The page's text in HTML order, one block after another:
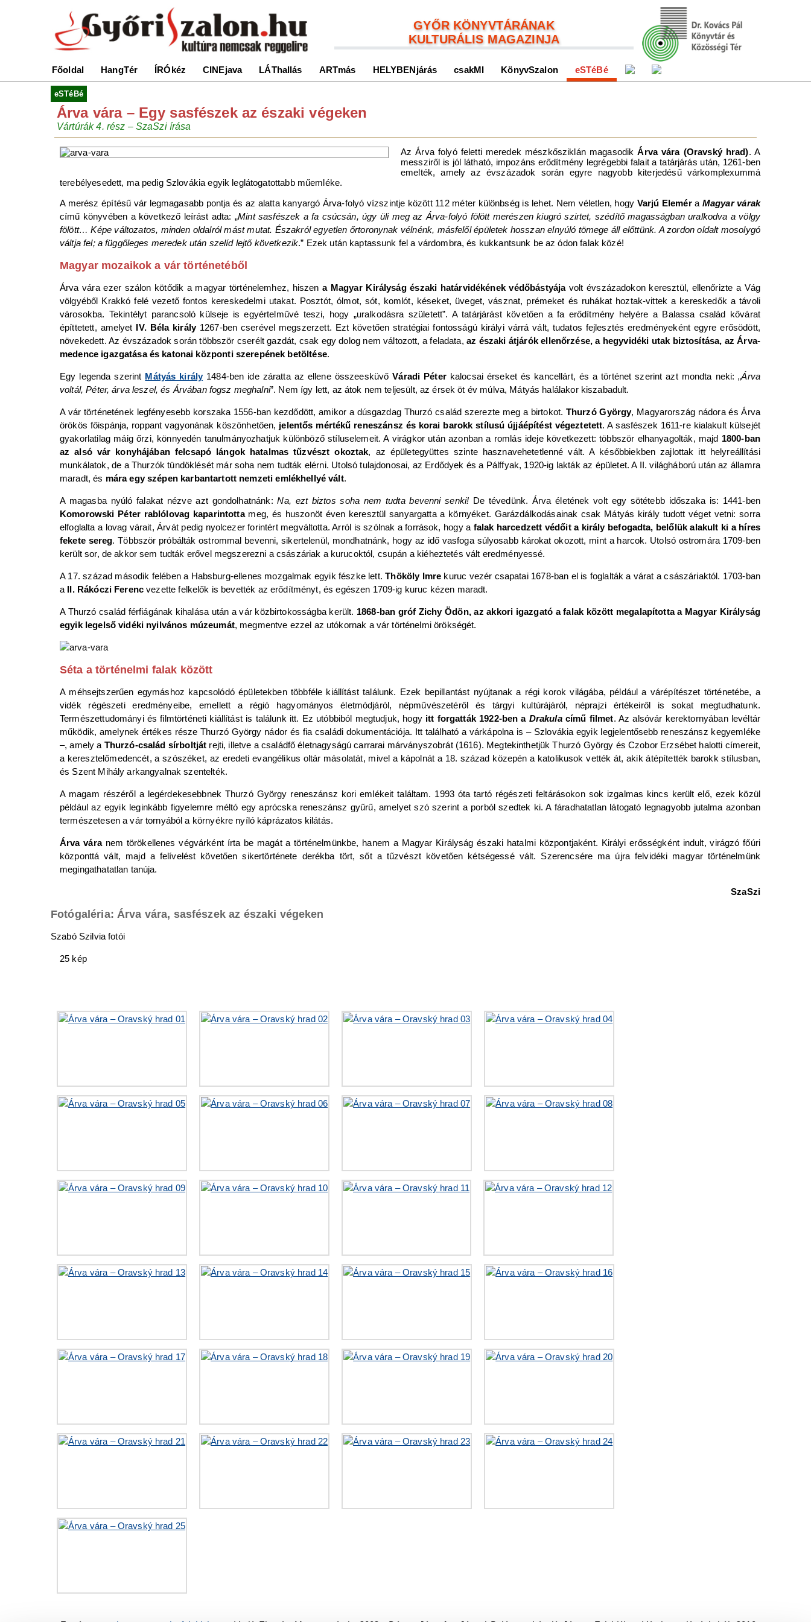
GYŐR KÖNYVTÁRÁNAK
KULTURÁLIS MAGAZINJA
Főoldal HangTér ÍRÓkéz CINEjava LÁThallás ARTmás HELYBENjárás csakMI KönyvSzalon eSTéBé
eSTéBé
Árva vára – Egy sasfészek az északi végeken
Vártúrák 4. rész – SzaSzi írása
Az Árva folyó feletti meredek mészkősziklán magasodikÁrva vára (Oravský hrad). A
messziről is jól látható, impozáns erődítmény legrégebbi falait a tatárjárás után, 1261-ben
emelték, amely az évszázadok során egyre nagyobb kiterjedésű várkomplexummá
terebélyesedett, ma pedig Szlovákia egyik leglátogatottabb műemléke.
A merész építésű vár legmagasabb pontja és az alatta kanyargó Árva-folyó vízszintje között 112 méter különbség is lehet. Nem véletlen, hogy Varjú Eleméra Magyar várak
című könyvében a következő leírást adta: „Mint sasfészek a fa csúcsán, úgy üli meg az Árva-folyó fölött merészen kiugró szirtet, szédítő magasságban uralkodva a völgy
fölött… Képe változatos, minden oldalról mást mutat. Északról egyetlen őrtoronynak vélnénk, másfelől épületek hosszan elnyúló tömege áll előttünk. A zordon oldalt mosolygó
váltja fel; a függőleges meredek után szelíd lejtő következik.” Ezek után kaptassunk fel a várdombra, és kukkantsunk be az ódon falak közé!
Magyar mozaikok a vár történetéből
Árva vára ezer szálon kötődik a magyar történelemhez, hiszena Magyar Királyság északi határvidékének védőbástyájavolt évszázadokon keresztül, ellenőrizte a Vág
völgyéből Krakkó felé vezető fontos kereskedelmi utakat. Posztót, ólmot, sót, komlót, késeket, üveget, vásznat, prémeket és ruhákat hoztak-vittek a kereskedők a távoli
városokba. Tekintélyt parancsoló külseje is egyértelművé teszi, hogy „uralkodásra született”. A tatárjárást követően a fa erődítmény helyére a Balassa család kővárat
építtetett, amelyet IV. Béla király 1267-ben cserével megszerzett. Ezt követően stratégiai fontosságú királyi várrá vált, tudatos fejlesztés eredményeként egyre erősödött,
növekedett. Az évszázadok során többször cserélt gazdát, csak egy dolog nem változott, a feladata,az északi átjárók ellenőrzése, a hegyvidéki utak biztosítása, az Árva-
medence igazgatása és katonai központi szerepének betöltése.
Egy legenda szerint Mátyás király 1484-ben ide záratta az ellene összeesküvőVáradi Péterkalocsai érseket és kancellárt, és a történet szerint azt mondta neki: „Árva
voltál, Péter, árva leszel, és Árvában fogsz meghalni”. Nem így lett, az átok nem teljesült, az érsek öt év múlva, Mátyás halálakor kiszabadult.
A vár történetének legfényesebb korszaka 1556-ban kezdődött, amikor a dúsgazdag Thurzó család szerezte meg a birtokot. Thurzó György, Magyarország nádora és Árva
örökös főispánja, roppant vagyonának köszönhetően, jelentős mértékű reneszánsz és korai barokk stílusú újjáépítést végeztetett. A sasfészek 1611-re kialakult külsejét
gyakorlatilag máig őrzi, könnyedén tanulmányozhatjuk különböző stíluselemeit. A virágkor után azonban a romlás ideje következett: többször elhanyagolták, majd 1800-ban
az alsó vár konyhájában felcsapó lángok hatalmas tűzvészt okoztak, az épületegyüttes szinte hasznavehetetlenné vált. A későbbiekben zajlottak itt helyreállítási
munkálatok, de a Thurzók tündöklését már soha nem tudták elérni. Utolsó tulajdonosai, az Erdődyek és a Pálffyak, 1920-ig lakták az épületet. A II. világháború után az államra
maradt, és mára egy szépen karbantartott nemzeti emlékhellyé vált.
A magasba nyúló falakat nézve azt gondolhatnánk:Na, ezt biztos soha nem tudta bevenni senki! De tévedünk. Árva életének volt egy sötétebb időszaka is: 1441-ben
Komorowski Péter rablólovag kaparintottameg, és huszonöt éven keresztül sanyargatta a környéket. Garázdálkodásainak csak Mátyás király tudott véget vetni: sorra
elfoglalta a lovag várait, Árvát pedig nyolcezer forintért megváltotta. Arról is szólnak a források, hogy a falak harcedzett védőit a király befogadta, belőlük alakult ki a híres
fekete sereg. Többször próbálták ostrommal bevenni, sikertelenül, mondhatnánk, hogy az idő vasfoga súlyosabb károkat okozott, mint a harcok. Utolsó ostromára 1709-ben
került sor, de akkor sem tudták erővel megszerezni a császáriak a kurucoktól, csupán a kiéheztetés vált eredményessé.
A 17. század második felében a Habsburg-ellenes mozgalmak egyik fészke lett.Thököly Imre kuruc vezér csapatai 1678-ban el is foglalták a várat a császáriaktól. 1703-ban
a II. Rákóczi Ferenc vezette felkelők is bevették az erődítményt, és egészen 1709-ig kuruc kézen maradt.
A Thurzó család férfiágának kihalása után a vár közbirtokosságba került. 1868-ban gróf Zichy Ödön, az akkori igazgató a falak között megalapította a Magyar Királyság
egyik legelső vidéki nyilvános múzeumát, megmentve ezzel az utókornak a vár történelmi örökségét.
Séta a történelmi falak között
A méhsejtszerűen egymáshoz kapcsolódó épületekben többféle kiállítást találunk. Ezek bepillantást nyújtanak a régi korok világába, például a várépítészet történetébe, a
vidék régészeti eredményeibe, emellett a régió hagyományos életmódjáról, népművészetéről és tárgyi kultúrájáról, néprajzi értékeiről is sokat megtudhatunk.
Természettudományi és filmtörténeti kiállítást is találunk itt. Ez utóbbiból megtudjuk, hogy itt forgatták 1922-ben a Drakulacímű filmet. Az alsóvár kerektornyában levéltár
működik, amelynek értékes része Thurzó György nádor és fia családi dokumentációja. Itt található a várkápolna is – Szlovákia egyik legjelentősebb reneszánsz kegyemléke
–, amely a Thurzó-család sírboltját rejti, illetve a családfő életnagyságú carrarai márványszobrát (1616). Megtekinthetjük Thurzó György és Czobor Erzsébet halotti címereit,
a keresztelőmedencét, a szószéket, az eredeti evangélikus oltár másolatát, mivel a kápolnát a 18. század közepén a katolikusok vették át, akik átépítették barokk stílusban,
és Szent Mihály arkangyalnak szentelték.
A magam részéről a legérdekesebbnek Thurzó György reneszánsz kori emlékeit találtam. 1993 óta tartó régészeti feltárásokon sok izgalmas kincs került elő, ezek közül
például az egyik leginkább figyelemre méltó egy aprócska reneszánsz gyűrű, amelyet szó szerint a porból szedtek ki. A fáradhatatlan látogató legnagyobb jutalma azonban
természetesen a vár tornyából a környékre nyíló káprázatos kilátás.
Árva váranem törökellenes végvárként írta be magát a történelmünkbe, hanem a Magyar Királyság északi hatalmi központjaként. Királyi erősségként indult, virágzó főúri
központtá vált, majd a felívelést követően sikertörténete derékba tört, sőt a tűzvészt követően kétségessé vált. Szerencsére ma újra felvidéki magyar történelmünk
megingathatatlan tanúja.
SzaSzi
Fotógaléria: Árva vára, sasfészek az északi végeken
Szabó Szilvia fotói
25 kép